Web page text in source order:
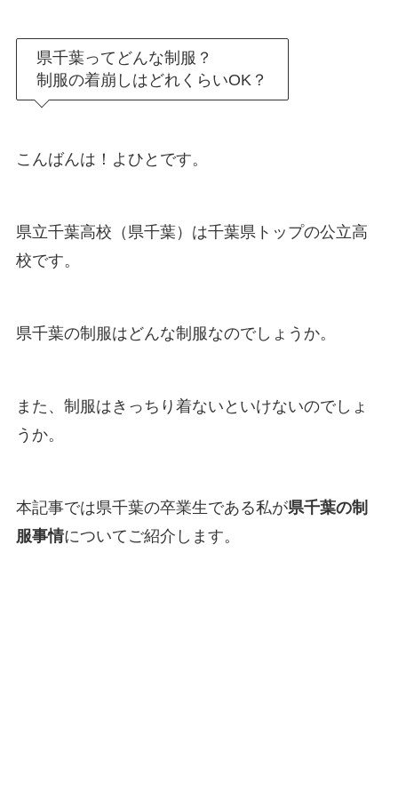
県千葉ってどんな制服？
制服の着崩しはどれくらいOK？
こんばんは！よひとです。
県立千葉高校（県千葉）は千葉県トップの公立高
校です。
県千葉の制服はどんな制服なのでしょうか。
また、制服はきっちり着ないといけないのでしょ
うか。
本記事では県千葉の卒業生である私が県千葉の制
服事情についてご紹介します。